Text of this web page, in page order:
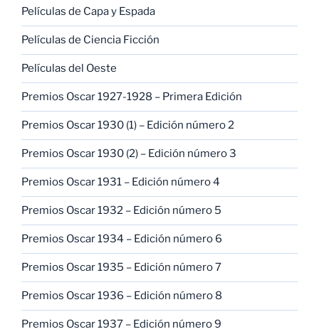
Películas de Capa y Espada
Películas de Ciencia Ficción
Películas del Oeste
Premios Oscar 1927-1928 – Primera Edición
Premios Oscar 1930 (1) – Edición número 2
Premios Oscar 1930 (2) – Edición número 3
Premios Oscar 1931 – Edición número 4
Premios Oscar 1932 – Edición número 5
Premios Oscar 1934 – Edición número 6
Premios Oscar 1935 – Edición número 7
Premios Oscar 1936 – Edición número 8
Premios Oscar 1937 – Edición número 9